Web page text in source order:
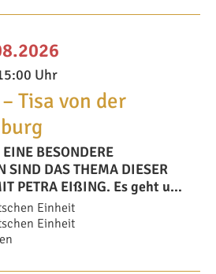
Uhr
Tisa von der
BESONDERE
SIND DAS THEMA DIESER
PETRA EIßING. Es geht um
– Einheit
Einheit